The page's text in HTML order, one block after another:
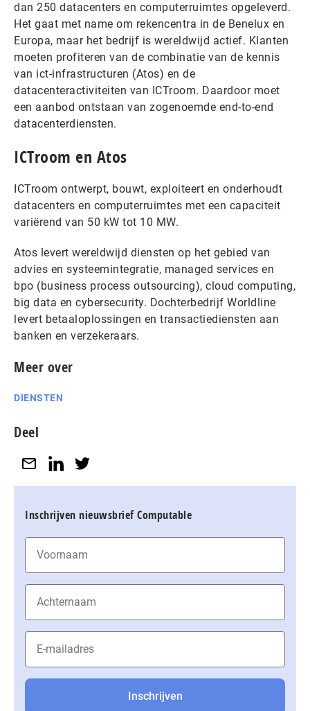
dan 250 datacenters en computerruimtes opgeleverd.
Het gaat met name om rekencentra in de Benelux en
Europa, maar het bedrijf is wereldwijd actief. Klanten
moeten profiteren van de combinatie van de kennis
van ict-infrastructuren (Atos) en de
datacenteractiviteiten van ICTroom. Daardoor moet
een aanbod ontstaan van zogenoemde end-to-end
datacenterdiensten.
ICTroom en Atos
ICTroom ontwerpt, bouwt, exploiteert en onderhoudt
datacenters en computerruimtes met een capaciteit
variërend van 50 kW tot 10 MW.
Atos levert wereldwijd diensten op het gebied van
advies en systeemintegratie, managed services en
bpo (business process outsourcing), cloud computing,
big data en cybersecurity. Dochterbedrijf Worldline
levert betaaloplossingen en transactiediensten aan
banken en verzekeraars.
Meer over
DIENSTEN
Deel
Inschrijven nieuwsbrief Computable